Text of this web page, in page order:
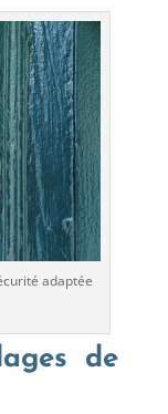
adaptée
de